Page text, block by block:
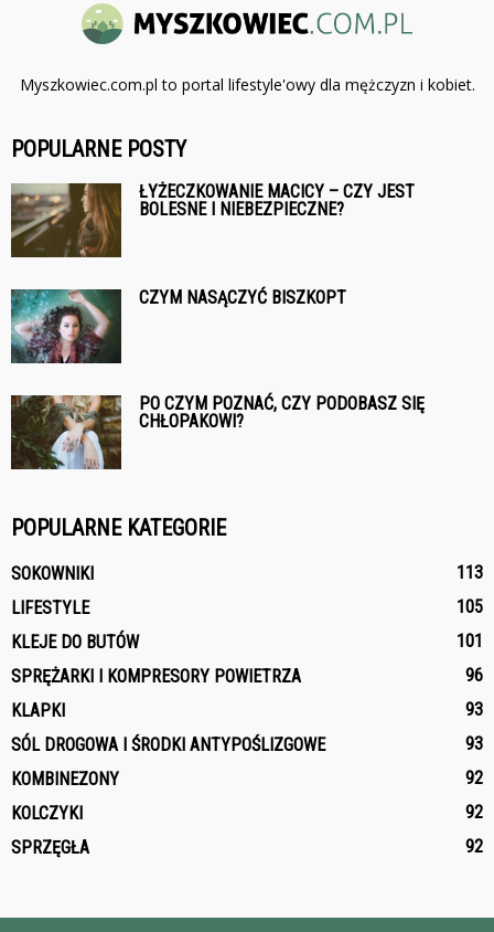
Myszkowiec.com.pl to portal lifestyle'owy dla mężczyzn i kobiet.
POPULARNE POSTY
ŁYŻECZKOWANIE MACICY – CZY JEST
BOLESNE I NIEBEZPIECZNE?
CZYM NASĄCZYĆ BISZKOPT
PO CZYM POZNAĆ, CZY PODOBASZ SIĘ
CHŁOPAKOWI?
POPULARNE KATEGORIE
SOKOWNIKI
113
LIFESTYLE
105
KLEJE DO BUTÓW
101
SPRĘŻARKI I KOMPRESORY POWIETRZA
96
KLAPKI
93
SÓL DROGOWA I ŚRODKI ANTYPOŚLIZGOWE
93
KOMBINEZONY
92
KOLCZYKI
92
SPRZĘGŁA
92